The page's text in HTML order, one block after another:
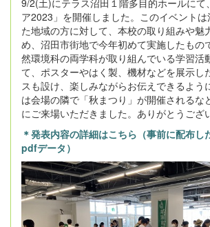
9/2(土)にテラス沼田１階多目的ホールにて
ア2023」を開催しました。このイベント
た地域の方に対して、本校の取り組みや魅
め、沼田市街地で今年初めて実施したもの
然環境科の両学科が取り組んでいる学習活
て、ポスターやはく製、機材などを展示し
スも設け、楽しみながらお伝えできるよう
は会場の隣で「秋まつり」が開催されるな
にご来場いただきました。ありがとうござ
＊発表内容の詳細はこちら（事前に配布し
pdfデータ）